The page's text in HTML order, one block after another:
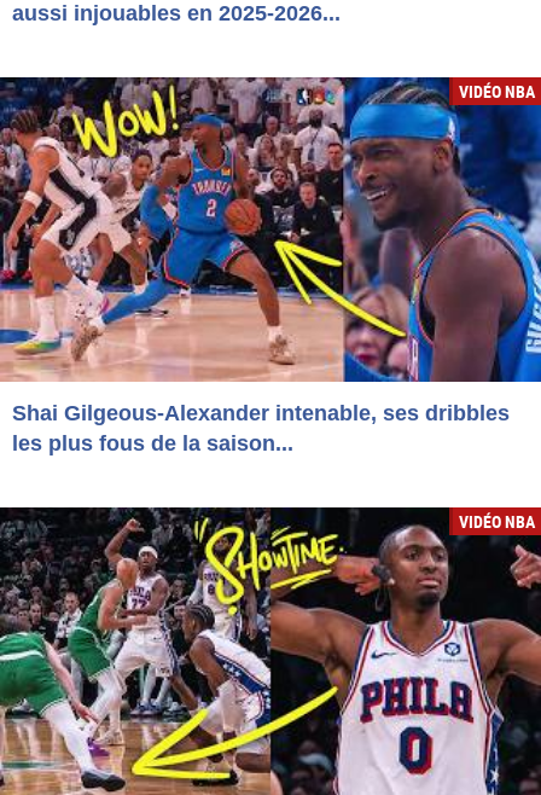
aussi injouables en 2025-2026...
VIDÉO NBA
Shai Gilgeous-Alexander intenable, ses dribbles
les plus fous de la saison...
VIDÉO NBA